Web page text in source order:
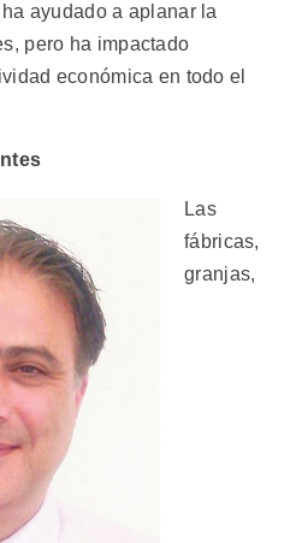
ayudado a aplanar la
pero ha impactado
económica en todo el
Las
fábricas,
granjas,